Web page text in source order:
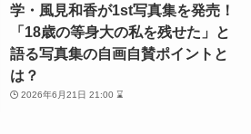
学・風見和香が1st写真集を発売！
「18歳の等身大の私を残せた」と
語る写真集の自画自賛ポイントと
は？
2026年6月21日 21:00 ⌛